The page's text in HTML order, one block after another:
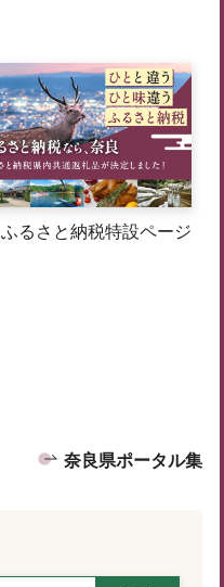
ふるさと納税特設ページ
奈良県ポータル集